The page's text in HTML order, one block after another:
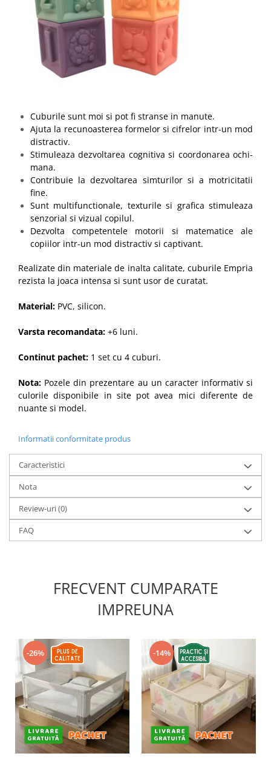
Cuburile sunt moi si pot fi stranse in manute.
Ajuta la recunoasterea formelor si cifrelor intr-un mod
distractiv.
Stimuleaza dezvoltarea cognitiva si coordonarea ochi-
mana.
Contribuie la dezvoltarea simturilor si a motricitatii
fine.
Sunt multifunctionale, texturile si grafica stimuleaza
senzorial si vizual copilul.
Dezvolta competentele motorii si matematice ale
copiilor intr-un mod distractiv si captivant.
Realizate din materiale de inalta calitate, cuburile Empria
rezista la joaca intensa si sunt usor de curatat.
Material: PVC, silicon.
Varsta recomandata: +6 luni.
Continut pachet: 1 set cu 4 cuburi.
Nota: Pozele din prezentare au un caracter informativ si
culorile disponibile in site pot avea mici diferente de
nuante si model.
Informatii conformitate produs
Caracteristici
Nota
Review-uri(0)
FAQ
FRECVENT CUMPARATE
IMPREUNA
-26% -14%